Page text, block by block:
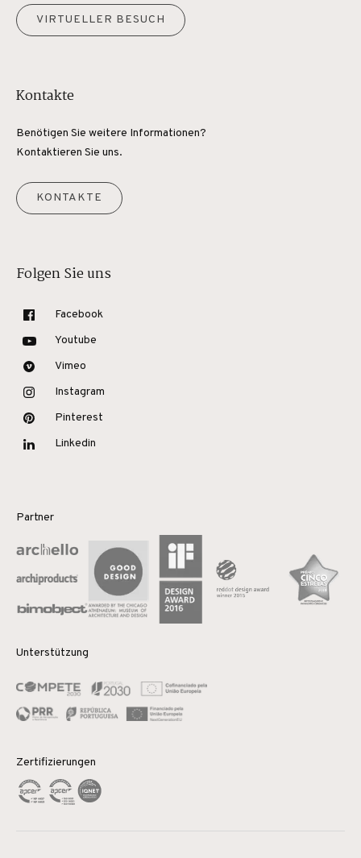
VIRTUELLER BESUCH
Kontakte
Benötigen Sie weitere Informationen?
Kontaktieren Sie uns.
KONTAKTE
Folgen Sie uns
Facebook
Youtube
Vimeo
Instagram
Pinterest
Linkedin
Partner
Unterstützung
Zertifizierungen